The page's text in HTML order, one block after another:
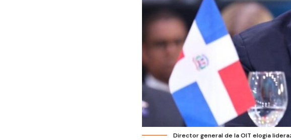
Director general de la OIT elogia